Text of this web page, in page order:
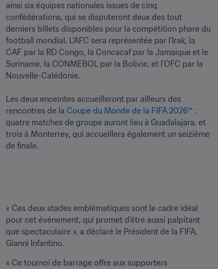
ainsi six équipes nationales issues de cinq
confédérations, qui se disputeront deux des tout
derniers billets disponibles pour la compétition phare du
football mondial. L’AFC sera représentée par l’Irak, la
CAF par la RD Congo, la Concacaf par la Jamaïque et le
Suriname, la CONMEBOL par la Bolivie, et l’OFC par la
Nouvelle-Calédonie.
Les deux enceintes accueilleront par ailleurs des
rencontres de la Coupe du Monde de la FIFA 2026™ :
quatre matches de groupe auront lieu à Guadalajara, et
trois à Monterrey, qui accueillera également un seizième
de finale.
« Ces deux stades emblématiques sont le cadre idéal
pour cet événement, qui promet d’être aussi palpitant
que spectaculaire », a déclaré le Président de la FIFA,
Gianni Infantino.
« Ce tournoi de barrage offre aux supporters